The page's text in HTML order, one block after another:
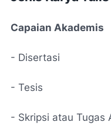
Capaian Akademis
- Disertasi
- Tesis
- Skripsi atau Tugas